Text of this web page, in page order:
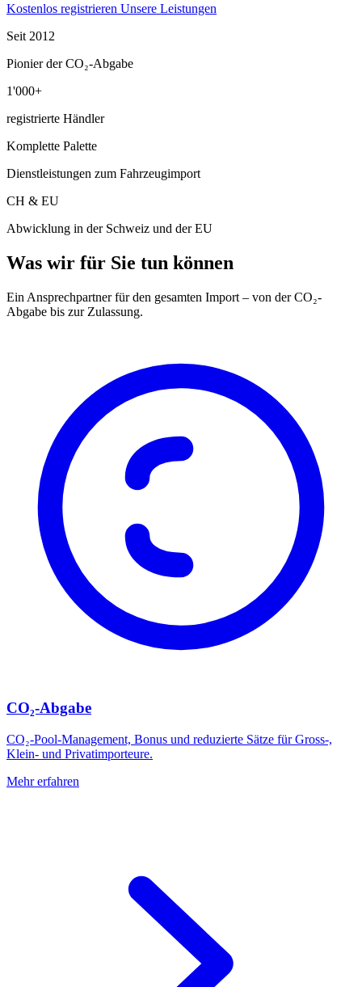
Kostenlos registrieren Unsere Leistungen
Seit 2012
Pionier der CO₂-Abgabe
1'000+
registrierte Händler
Komplette Palette
Dienstleistungen zum Fahrzeugimport
CH & EU
Abwicklung in der Schweiz und der EU
Was wir für Sie tun können
Ein Ansprechpartner für den gesamten Import – von der CO₂-
Abgabe bis zur Zulassung.
CO₂-Abgabe
CO₂-Pool-Management, Bonus und reduzierte Sätze für Gross-,
Klein- und Privatimporteure.
Mehr erfahren